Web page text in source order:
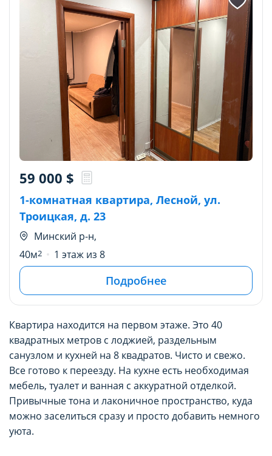
1-комнатная квартира, Лесной, ул.
Троицкая, д. 23
Минский р-н,
59 000 $
40м2 1 этаж из 8
Подробнее
Квартира находится на первом этаже. Это 40
квадратных метров с лоджией, раздельным
санузлом и кухней на 8 квадратов. Чисто и свежо.
Все готово к переезду. На кухне есть необходимая
мебель, туалет и ванная с аккуратной отделкой.
Привычные тона и лаконичное пространство, куда
можно заселиться сразу и просто добавить немного
уюта.